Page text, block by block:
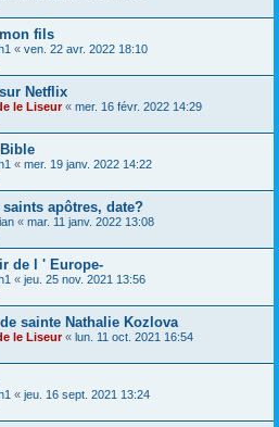
fils
« ven. 22 avr. 2022 18:10
Netflix
le Liseur« mer. 16 févr. 2022 14:29
« mer. 19 janv. 2022 14:22
apôtres, date?
« mar. 11 janv. 2022 13:08
de l ' Europe-
« jeu. 25 nov. 2021 13:56
sainte Nathalie Kozlova
le Liseur« lun. 11 oct. 2021 16:54
« jeu. 16 sept. 2021 13:24